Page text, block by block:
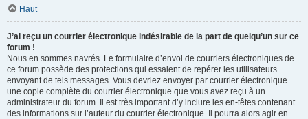
Haut
J’ai reçu un courrier électronique indésirable de la part de quelqu’un sur ce
forum !
Nous en sommes navrés. Le formulaire d’envoi de courriers électroniques de
ce forum possède des protections qui essaient de repérer les utilisateurs
envoyant de tels messages. Vous devriez envoyer par courrier électronique
une copie complète du courrier électronique que vous avez reçu à un
administrateur du forum. Il est très important d’y inclure les en-têtes contenant
des informations sur l’auteur du courrier électronique. Il pourra alors agir en